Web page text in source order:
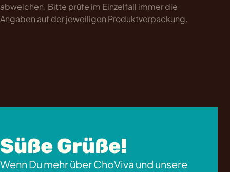
abweichen. Bitte prüfe im Einzelfall immer die
Angaben auf der jeweiligen Produktverpackung.
Süße Grüße!
Wenn Du mehr über ChoViva und unsere